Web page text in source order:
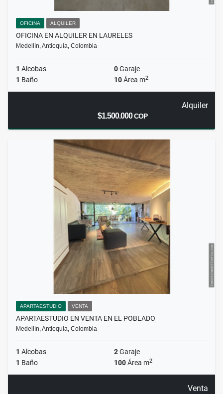
OFICINA ALQUILER
OFICINA EN ALQUILER EN LAURELES
Medellín, Antioquia, Colombia
1 Alcobas 0Garaje
1 Baño 10Área m2
Alquiler
$1.500.000COP
APARTAESTUDIO VENTA
APARTAESTUDIO EN VENTA EN EL POBLADO
Medellín, Antioquia, Colombia
1 Alcobas 2Garaje
1 Baño 100Área m2
Venta